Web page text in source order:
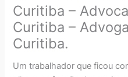
Curitiba –
Curitiba –
Curitiba.
Um trabalhador que ficou